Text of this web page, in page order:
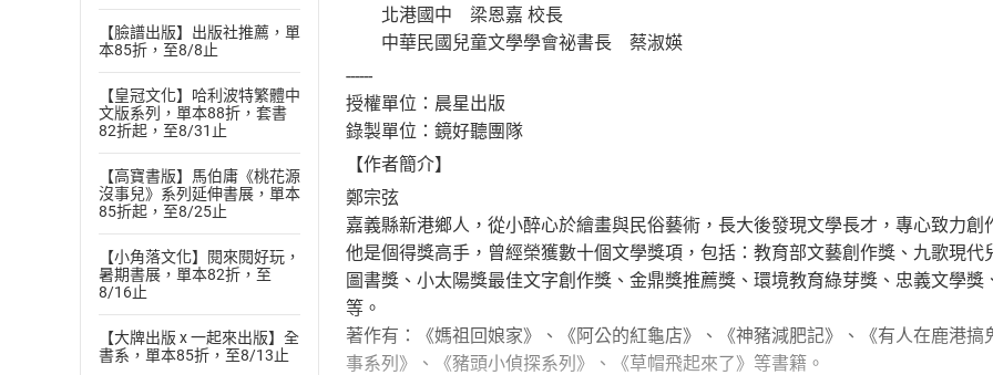
【臉譜出版】出版社推薦，單
本85折，至8/8止
【皇冠文化】哈利波特繁體中
文版系列，單本88折，套書
82折起，至8/31止
【高寶書版】馬伯庸《桃花源
沒事兒》系列延伸書展，單本
85折起，至8/25止
【小角落文化】閱來閱好玩，
暑期書展，單本82折，至
8/16止
【大牌出版 x 一起來出版】全
書系，單本85折，至8/13止
北港國中 梁恩嘉 校長
中華民國兒童文學學會祕書長 蔡淑媖
------
授權單位：晨星出版
錄製單位：鏡好聽團隊
【作者簡介】
鄭宗弦
嘉義縣新港鄉人，從小醉心於繪畫與民俗藝術，長大後發現文學長才，專心致力創
他是個得獎高手，曾經榮獲數十個文學獎項，包括：教育部文藝創作獎、九歌現
圖書獎、小太陽獎最佳文字創作獎、金鼎獎推薦獎、環境教育綠芽獎、忠義文學
等。
著作有：《媽祖回娘家》、《阿公的紅龜店》、《神豬減肥記》、《有人在鹿港
事系列》、《豬頭小偵探系列》、《草帽飛起來了》等書籍。